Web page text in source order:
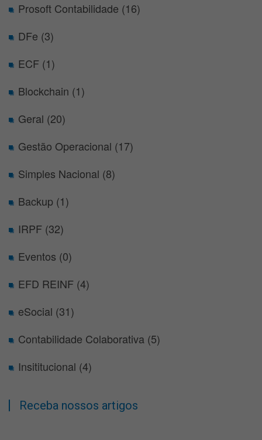
Prosoft Contabilidade (16)
DFe (3)
ECF (1)
Blockchain (1)
Geral (20)
Gestão Operacional (17)
Simples Nacional (8)
Backup (1)
IRPF (32)
Eventos (0)
EFD REINF (4)
eSocial (31)
Contabilidade Colaborativa (5)
Insititucional (4)
Receba nossos artigos